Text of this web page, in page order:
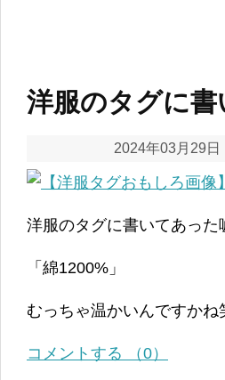
洋服のタグに
2024年03月29日
洋服のタグに書いてあった
「綿1200%」
むっちゃ温かいんですかね
コメントする （0）